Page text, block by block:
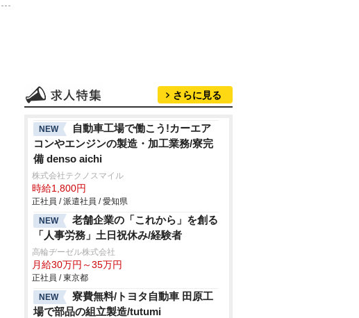
さらに見る
NEW
自動車工場で働こう!カーエア
コンやエンジンの製造・加工業務/寮完
備 denso aichi
株式会社テクノスマイル
時給1,800円
正社員 / 派遣社員 / 愛知県
NEW
老舗企業の「これから」を創る
「人事労務」土日祝休み/経験者
高輪ヂーゼル株式会社
月給30万円～35万円
正社員 / 東京都
NEW
寮費無料/トヨタ自動車 田原工
場で部品の組立製造/tutumi